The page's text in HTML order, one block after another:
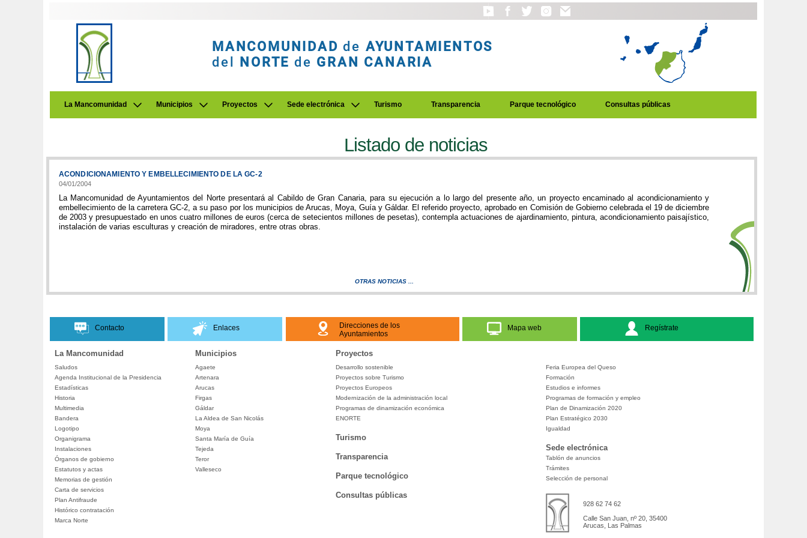
MANCOMUNIDAD de AYUNTAMIENTOS
del NORTE de GRAN CANARIA
La Mancomunidad Municipios Proyectos Sede electrónica Turismo Transparencia Parque tecnológico Consultas públicas
Listado de noticias
ACONDICIONAMIENTO Y EMBELLECIMIENTO DE LA GC-2
04/01/2004
La Mancomunidad de Ayuntamientos del Norte presentará al Cabildo de Gran Canaria, para su ejecución a lo largo del presente año, un proyecto encaminado al acondicionamiento y
embellecimiento de la carretera GC-2, a su paso por los municipios de Arucas, Moya, Guía y Gáldar. El referido proyecto, aprobado en Comisión de Gobierno celebrada el 19 de diciembre
de 2003 y presupuestado en unos cuatro millones de euros (cerca de setecientos millones de pesetas), contempla actuaciones de ajardinamiento, pintura, acondicionamiento paisajístico,
instalación de varias esculturas y creación de miradores, entre otras obras.
OTRAS NOTICIAS ...
Contacto Enlaces
Direcciones de los
Ayuntamientos
Mapa web Regístrate
La Mancomunidad Municipios Proyectos
Saludos
Agenda Institucional de la Presidencia
Estadísticas
Historia
Multimedia
Bandera
Logotipo
Organigrama
Instalaciones
Órganos de gobierno
Estatutos y actas
Memorias de gestión
Carta de servicios
Plan Antifraude
Histórico contratación
Marca Norte
Agaete
Artenara
Arucas
Firgas
Gáldar
La Aldea de San Nicolás
Moya
Santa María de Guía
Tejeda
Teror
Valleseco
Desarrollo sostenible
Proyectos sobre Turismo
Proyectos Europeos
Modernización de la administración local
Programas de dinamización económica
ENORTE
Turismo
Transparencia
Parque tecnológico
Consultas públicas
Feria Europea del Queso
Formación
Estudios e informes
Programas de formación y empleo
Plan de Dinamización 2020
Plan Estratégico 2030
Igualdad
Sede electrónica
Tablón de anuncios
Trámites
Selección de personal
928 62 74 62
Calle San Juan, nº 20, 35400
Arucas, Las Palmas